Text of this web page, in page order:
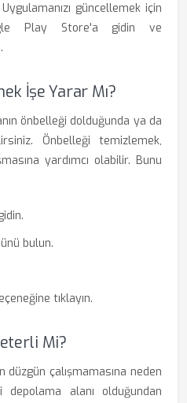
güncellemek için
Play Store'a gidin ve
İşe Yarar Mı?
önbelleği dolduğunda ya da
Önbelleği temizlemek,
yardımcı olabilir. Bunu
bulun.
tıklayın.
Mi?
düzgün çalışmamasına neden
depolama alanı olduğundan